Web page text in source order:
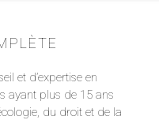
et d’expertise en
ayant plus de 15 ans
du droit et de la